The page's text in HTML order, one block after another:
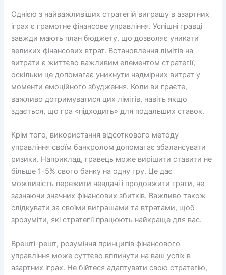
Однією з найважливіших стратегій виграшу в азартних
іграх є грамотне фінансове управління. Успішні гравці
завжди мають план бюджету, що дозволяє уникати
великих фінансових втрат. Встановлення лімітів на
витрати є життєво важливим елементом стратегії,
оскільки це допомагає уникнути надмірних витрат у
моменти емоційного збудження. Коли ви граєте,
важливо дотримуватися цих лімітів, навіть якщо
здається, що гра «підходить» для подальших ставок.
Крім того, використання відсоткового методу
управління своїм банкролом допомагає збалансувати
ризики. Наприклад, гравець може вирішити ставити не
більше 1-5% свого банку на одну гру. Це дає
можливість пережити невдачі і продовжити грати, не
зазнаючи значних фінансових збитків. Важливо також
слідкувати за своїми виграшами та втратами, щоб
зрозуміти, які стратегії працюють найкраще для вас.
Врешті-решт, розуміння принципів фінансового
управління може суттєво вплинути на ваш успіх в
азартних іграх. Не бійтеся адаптувати свою стратегію,